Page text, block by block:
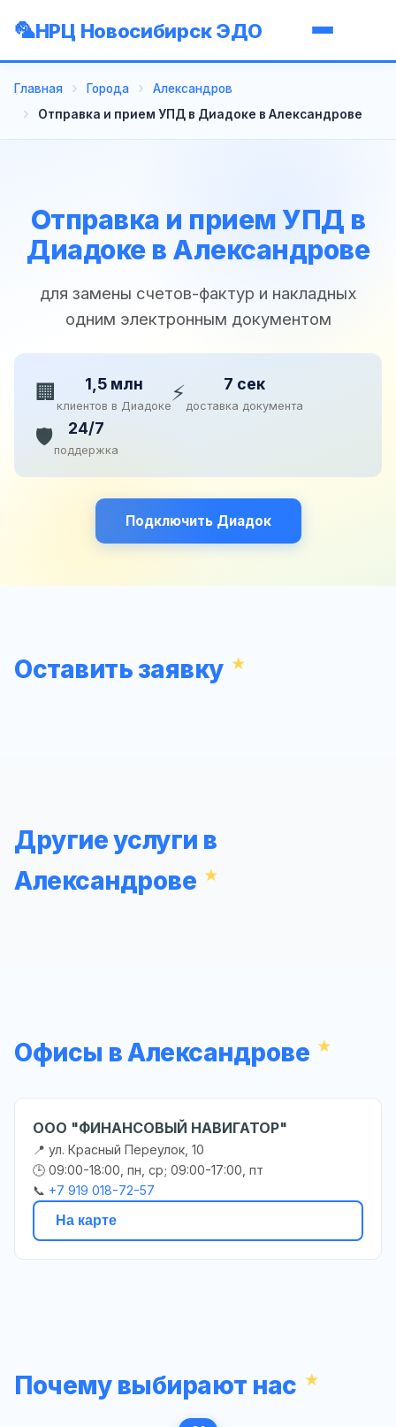
НРЦ Новосибирск ЭДО
Главная Города
Александров
Отправка и прием УПД в Диадоке в Александрове
Отправка и прием УПД в
Диадоке в Александрове
для замены счетов-фактур и накладных
одним электронным документом
🏢 1,5 млн
клиентов в Диадоке⚡ 7 сек
доставка документа
🛡️ 24/7
поддержка
Подключить Диадок
Оставить заявку
Другие услуги в
Александрове
Офисы в Александрове
ООО "ФИНАНСОВЫЙ НАВИГАТОР"
📍 ул. Красный Переулок, 10
🕒 09:00-18:00, пн, ср; 09:00-17:00, пт
📞 +7 919 018-72-57
На карте
Почему выбирают нас